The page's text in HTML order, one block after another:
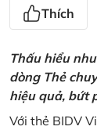
Thích
Thấu hiểu
dòng Thẻ
hiệu quả, bứt
Với thẻ BIDV